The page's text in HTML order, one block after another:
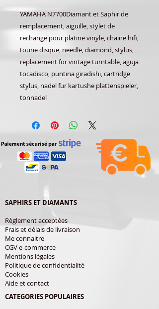
YAMAHA N7700Diamant et Saphir de
remplacement, aiguille, stylet de
rechange pour platine vinyle, chaine hifi,
toune disque, needle, diamond, stylus,
replacement for vintage turntable, aguja
tocadisco, puntina giradishi, cartridge
stylus, nadel fur kartushe plattenspieler,
tonnadel
SAPHIRS ET DIAMANTS
Règlement acceptées
Frais et délais de livraison
Me connaitre
CGV e-commerce
Mentions légales
Politique de confidentialité
Cookies
Aide et contact
CATEGORIES POPULAIRES